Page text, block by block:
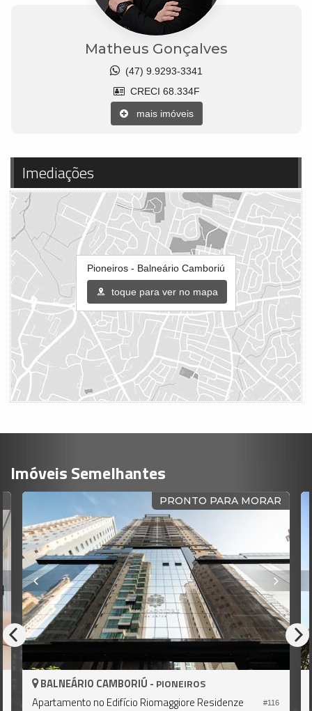
Matheus Gonçalves
(47) 9.9293-3341
CRECI 68.334F
mais imóveis
Imediações
Pioneiros - Balneário Camboriú
toque para ver no mapa
Imóveis Semelhantes
PRONTO PARA MORAR
#116
-PIONEIROS
Riomaggiore Residenze
Apartamento no